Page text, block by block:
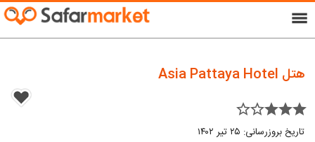
menu
هتل Asia Pattaya Hotel
star_border star_border star star star
تاریخ بروزرسانی: ۲۵ تیر ۱۴۰۲